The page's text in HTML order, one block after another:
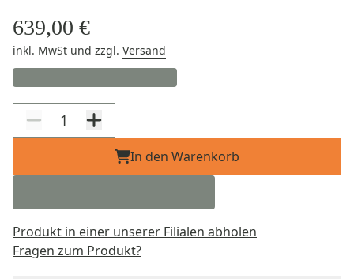
639,00 €
inkl. MwSt und zzgl. Versand
In den Warenkorb
Produkt in einer unserer Filialen abholen
Fragen zum Produkt?